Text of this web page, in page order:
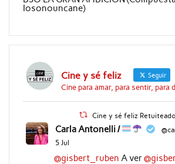
Iosonouncane)
Cine y sé feliz Seguir
Cine para amar, para sentir, para
Cine y sé feliz Retuiteado
Carla Antonelli /
5 Jul
@gisbert_ruben A ver